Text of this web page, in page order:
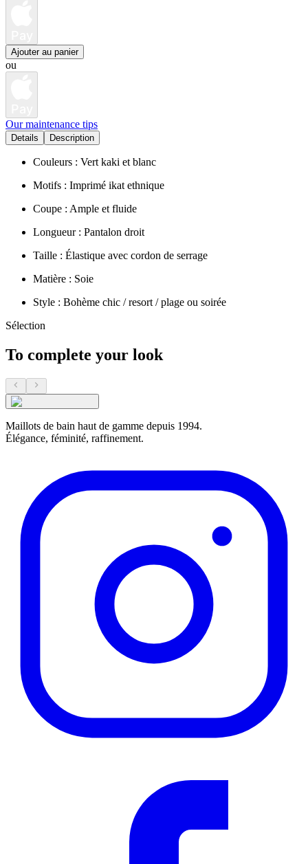
Ajouter au panier
ou
Our maintenance tips
Details Description
Couleurs : Vert kaki et blanc
Motifs : Imprimé ikat ethnique
Coupe : Ample et fluide
Longueur : Pantalon droit
Taille : Élastique avec cordon de serrage
Matière : Soie
Style : Bohème chic / resort / plage ou soirée
Sélection
To complete your look
Maillots de bain haut de gamme depuis 1994.
Élégance, féminité, raffinement.